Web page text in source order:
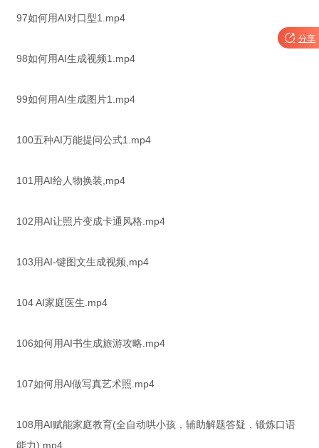
97如何用AI对口型1.mp4
98如何用AI生成视频1.mp4
99如何用AI生成图片1.mp4
100五种AI万能提问公式1.mp4
101用AI给人物换装,mp4
102用AI让照片变成卡通风格.mp4
103用AI-键图文生成视频,mp4
104 AI家庭医生.mp4
106如何用AI书生成旅游攻略.mp4
107如何用Al做写真艺术照.mp4
108用AI赋能家庭教育(全自动哄小孩，辅助解题答疑，锻炼口语
能力).mp4
 分享